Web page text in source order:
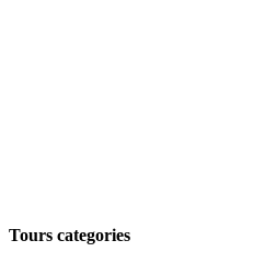
Tours categories